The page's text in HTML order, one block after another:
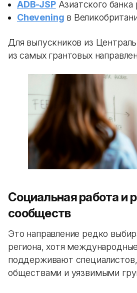
ADB-JSPАзиатского банка
Chevening в
Для выпускников из
из самых грантовых
Социальная работа и
сообществ
Это направление редко
региона, хотя
поддерживают
обществами и уязвимыми